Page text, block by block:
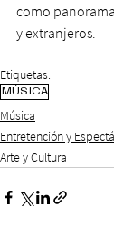
como
y extranjeros.
Etiquetas:
MÚSICA
Música
Entretención y
Arte y Cultura